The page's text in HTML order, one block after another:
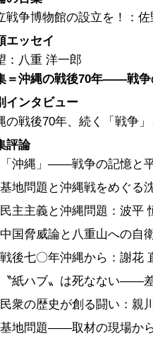
戦争博物館の設立を！：
エッセイ
：八重 洋一郎
＝沖縄の戦後70年――戦争
インタビュー
の戦後70年、続く「戦争
評論
「沖縄」――戦争の記憶と
基地問題と沖縄戦をめぐる
民主主義と沖縄問題：波平
中国脅威論と八重山への自
戦後七〇年沖縄から：謝花
〝紙ハブ〟は死なない――
民衆の歴史が創る闘い：親
基地問題――取材の現場か